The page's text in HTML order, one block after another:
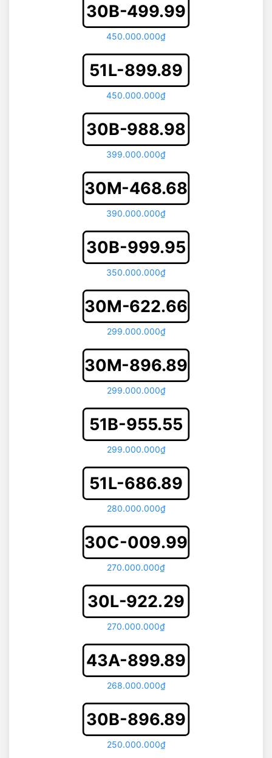
30B-499.99
450.000.000₫
51L-899.89
450.000.000₫
30B-988.98
399.000.000₫
30M-468.68
390.000.000₫
30B-999.95
350.000.000₫
30M-622.66
299.000.000₫
30M-896.89
299.000.000₫
51B-955.55
299.000.000₫
51L-686.89
280.000.000₫
30C-009.99
270.000.000₫
30L-922.29
270.000.000₫
43A-899.89
268.000.000₫
30B-896.89
250.000.000₫